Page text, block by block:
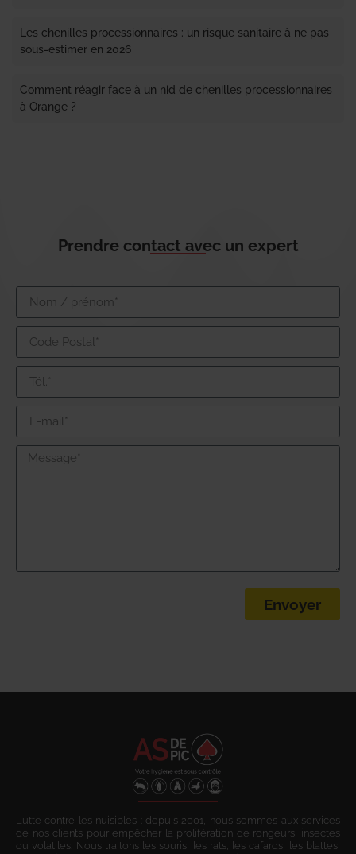
Les chenilles processionnaires : un risque sanitaire à ne pas
sous-estimer en 2026
Comment réagir face à un nid de chenilles processionnaires
à Orange ?
Prendre contact avec un expert
Envoyer
Lutte contre les nuisibles : depuis 2001, nous sommes aux services
de nos clients pour empêcher la prolifération de rongeurs, insectes
ou volatiles. Nous traitons les souris, les rats, les cafards, les blattes,